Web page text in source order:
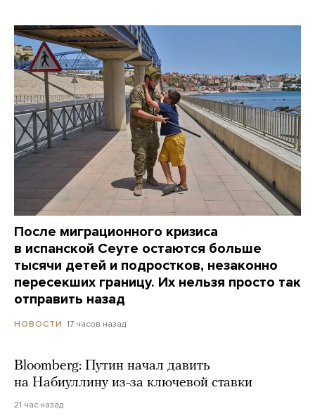
После миграционного кризиса
в испанской Сеуте остаются больше
тысячи детей и подростков, незаконно
пересекших границу. Их нельзя просто так
отправить назад
НОВОСТИ 17 часов назад
Bloomberg: Путин начал давить
на Набиуллину из-за ключевой ставки
21 час назад